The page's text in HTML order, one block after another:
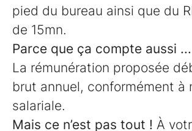
pied du bureau ainsi que du
de 15mn.
Parce que ça compte aussi ...
La rémunération proposée
brut annuel, conformément à
salariale.
Mais ce n’est pas tout ! À